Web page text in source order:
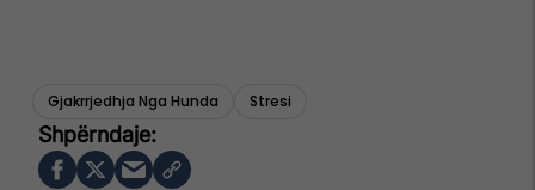
Gjakrrjedhja Nga Hunda Stresi